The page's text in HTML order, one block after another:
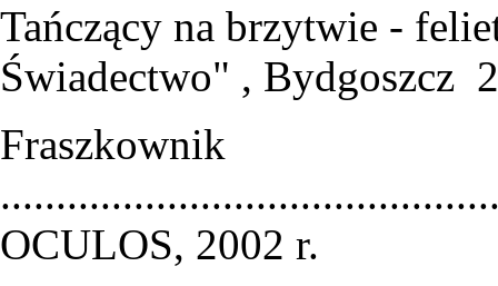
Tańczący na brzytwie -
Świadectwo" , Bydgoszcz
Fraszkownik
OCULOS, 2002 r.